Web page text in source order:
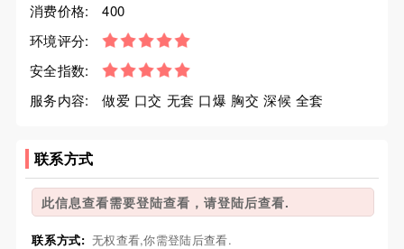
消费价格:
400
环境评分:
安全指数:
服务内容:
做爱 口交 无套 口爆 胸交 深候 全套
联系方式
此信息查看需要登陆查看，请登陆后查看.
联系方式: 无权查看,你需登陆后查看.